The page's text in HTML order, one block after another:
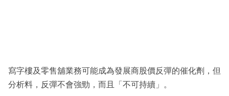
寫字樓及零售舖業務可能成為發展商股價反彈的催化劑，但
分析料，反彈不會強勁，而且「不可持續」。